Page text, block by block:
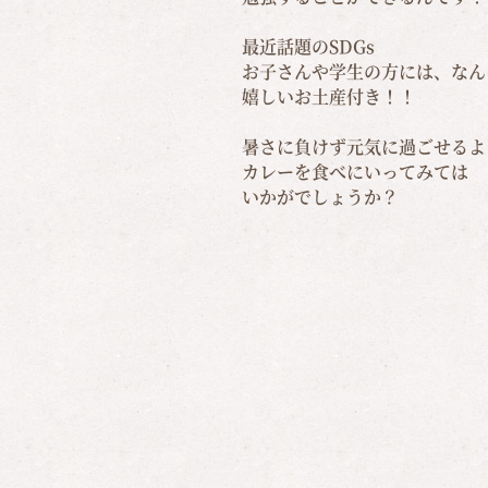
最近話題のSDGs
お子さんや学生の方には、な
嬉しいお土産付き！！
暑さに負けず元気に過ごせる
カレーを食べにいってみては
いかがでしょうか？